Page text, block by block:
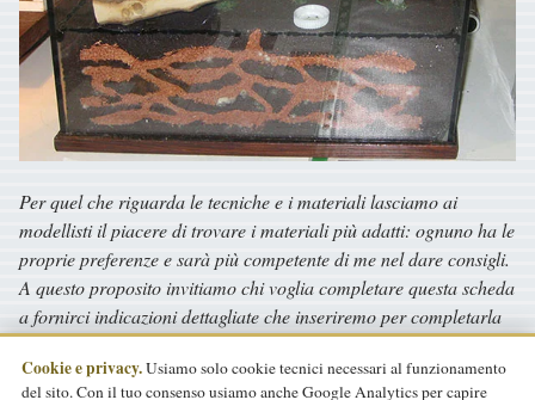
Per quel che riguarda le tecniche e i materiali lasciamo ai
modellisti il piacere di trovare i materiali più adatti: ognuno ha le
proprie preferenze e sarà più competente di me nel dare consigli.
A questo proposito invitiamo chi voglia completare questa scheda
a fornirci indicazioni dettagliate che inseriremo per completarla
in un secondo tempo.
Cookie e privacy.Usiamo solo cookie tecnici necessari al funzionamento
del sito. Con il tuo consenso usiamo anche Google Analytics per capire